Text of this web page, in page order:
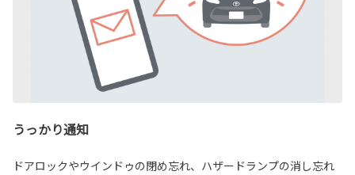
うっかり通知
ドアロックやウインドゥの閉め忘れ、ハザードランプの消し忘れ